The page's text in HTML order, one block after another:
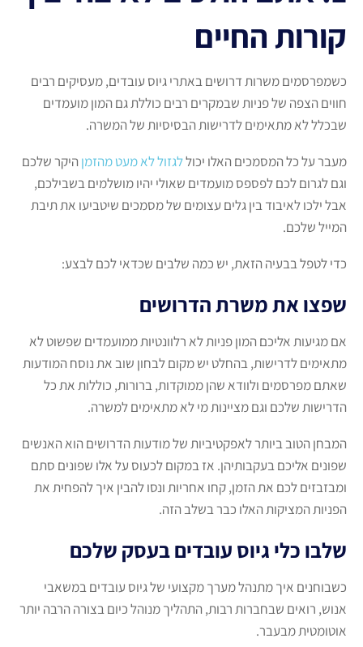
קורות החיים
כשמפרסמים משרות דרושים באתרי גיוס עובדים, מעסיקים רבים
חווים הצפה של פניות שבמקרים רבים כוללת גם המון מועמדים
שבכלל לא מתאימים לדרישות הבסיסיות של המשרה.
מעבר על כל המסמכים האלו יכוללגזול לא מעט מהזמןהיקר שלכם
וגם לגרום לכם לפספס מועמדים שאולי יהיו מושלמים בשבילכם,
אבל ילכו לאיבוד בין גלים עצומים של מסמכים שיטביעו את תיבת
המייל שלכם.
כדי לטפל בבעיה הזאת, יש כמה שלבים שכדאי לכם לבצע:
שפצו את משרת הדרושים
אם מגיעות אליכם המון פניות לא רלוונטיות ממועמדים שפשוט לא
מתאימים לדרישות, בהחלט יש מקום לבחון שוב את נוסח המודעות
שאתם מפרסמים ולוודא שהן ממוקדות, ברורות, כוללות את כל
הדרישות שלכם וגם מציינות מי לא מתאימים למשרה.
המבחן הטוב ביותר לאפקטיביות של מודעות הדרושים הוא האנשים
שפונים אליכם בעקבותיהן. אז במקום לכעוס על אלו שפונים סתם
ומבזבזים לכם את הזמן, קחו אחריות ונסו להבין איך להפחית את
הפניות המציקות האלו כבר בשלב הזה.
שלבו כלי גיוס עובדים בעסק שלכם
כשבוחנים איך מתנהל מערך מקצועי של גיוס עובדים במשאבי
אנוש, רואים שבחברות רבות, התהליך מנוהל כיום בצורה הרבה יותר
אוטומטית מבעבר.